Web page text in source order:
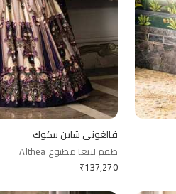
فالغوني شاين بيكوك
طقم لينغا مطبوع Althea
₹137,270